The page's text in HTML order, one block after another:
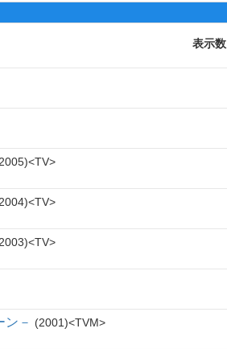
表示数
TV
TV
TV
－ 2001 TVM